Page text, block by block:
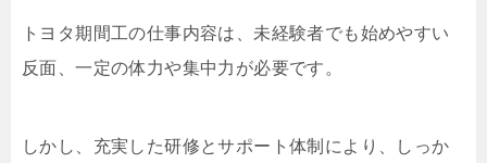
トヨタ期間工の仕事内容は、未経験者でも始めやすい
反面、一定の体力や集中力が必要です。
しかし、充実した研修とサポート体制により、しっか